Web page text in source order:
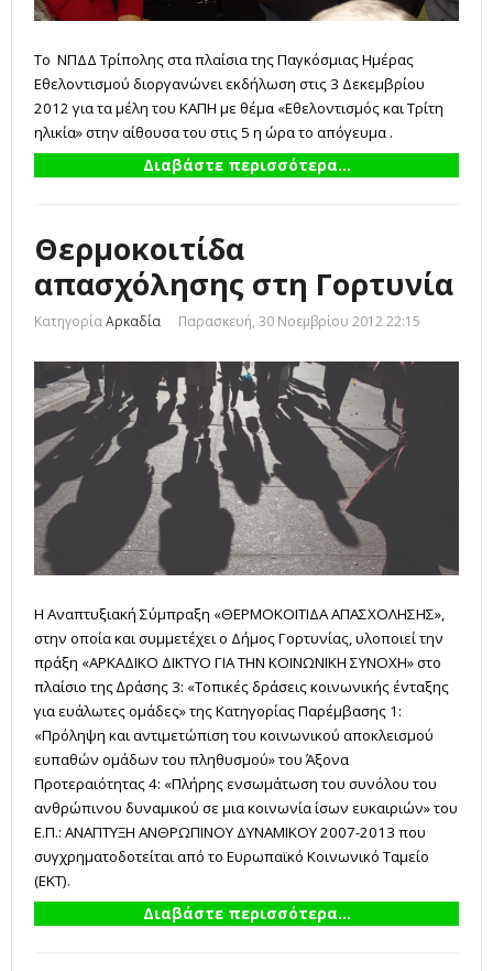
Το ΝΠΔΔ Τρίπολης στα πλαίσια της Παγκόσμιας Ημέρας
Εθελοντισμού διοργανώνει εκδήλωση στις 3 Δεκεμβρίου
2012 για τα μέλη του ΚΑΠΗ με θέμα «Εθελοντισμός και Τρίτη
ηλικία» στην αίθουσα του στις 5 η ώρα το απόγευμα .
Διαβάστε περισσότερα...
Θερμοκοιτίδα
απασχόλησης στη Γορτυνία
ΚατηγορίαΑρκαδία Παρασκευή, 30 Νοεμβρίου 2012 22:15
Η Αναπτυξιακή Σύμπραξη «ΘΕΡΜΟΚΟΙΤΙΔΑ ΑΠΑΣΧΟΛΗΣΗΣ»,
στην οποία και συμμετέχει ο Δήμος Γορτυνίας, υλοποιεί την
πράξη «ΑΡΚΑΔΙΚΟ ΔΙΚΤΥΟ ΓΙΑ ΤΗΝ ΚΟΙΝΩΝΙΚΗ ΣΥΝΟΧΗ» στο
πλαίσιο της ∆ράσης 3: «Τοπικές δράσεις κοινωνικής ένταξης
για ευάλωτες οµάδες» της Κατηγορίας Παρέµβασης 1:
«Πρόληψη και αντιµετώπιση του κοινωνικού αποκλεισµού
ευπαθών οµάδων του πληθυσµού» του Άξονα
Προτεραιότητας 4: «Πλήρης ενσωµάτωση του συνόλου του
ανθρώπινου δυναµικού σε µια κοινωνία ίσων ευκαιριών» του
Ε.Π.: ΑΝΑΠΤΥΞΗ ΑΝΘΡΩΠΙΝΟΥ ΔΥΝΑΜΙΚΟΥ 2007-2013 που
συγχρηµατοδοτείται από το Ευρωπαϊκό Κοινωνικό Ταµείο
(ΕΚΤ).
Διαβάστε περισσότερα...